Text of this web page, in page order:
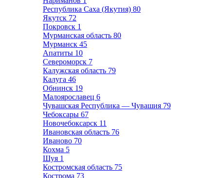
Республика Саха (Якутия) 80
Якутск 72
Покровск 1
Мурманская область 80
Мурманск 45
Апатиты 10
Североморск 7
Калужская область 79
Калуга 46
Обнинск 19
Малоярославец 6
Чувашская Республика — Чувашия 79
Чебоксары 67
Новочебоксарск 11
Ивановская область 76
Иваново 70
Кохма 5
Шуя 1
Костромская область 75
Кострома 73